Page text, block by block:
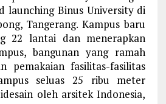
launching Binus University di
Tangerang. Kampus baru
22 lantai dan menerapkan
bangunan yang ramah
pemakaian fasilitas-fasilitas
seluas 25 ribu meter
oleh arsitek Indonesia,